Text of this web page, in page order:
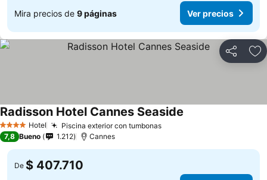
Mira precios de 9 páginas Ver precios
Compartir
4 EstrellasHotel Piscina exterior con tumbonas
Radisson Hotel Cannes Seaside
7,8 Bueno 1.212 Cannes
De $ 407.710